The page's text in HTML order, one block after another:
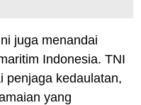
juga menandai
Indonesia. TNI
penjaga kedaulatan,
yang